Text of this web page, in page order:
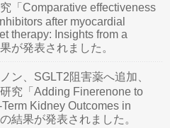
「Comparative effectiveness
after myocardial
therapy: Insights from a
が発表されました。
ン、SGLT2阻害薬へ追加、
究「Adding Finerenone to
Kidney Outcomes in
結果が発表されました。